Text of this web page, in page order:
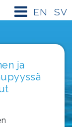
SV
EN
ja